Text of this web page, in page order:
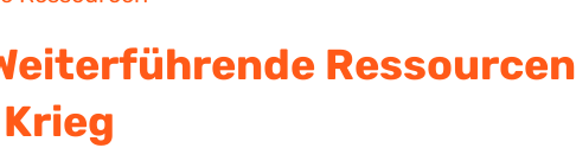
Ressourcen